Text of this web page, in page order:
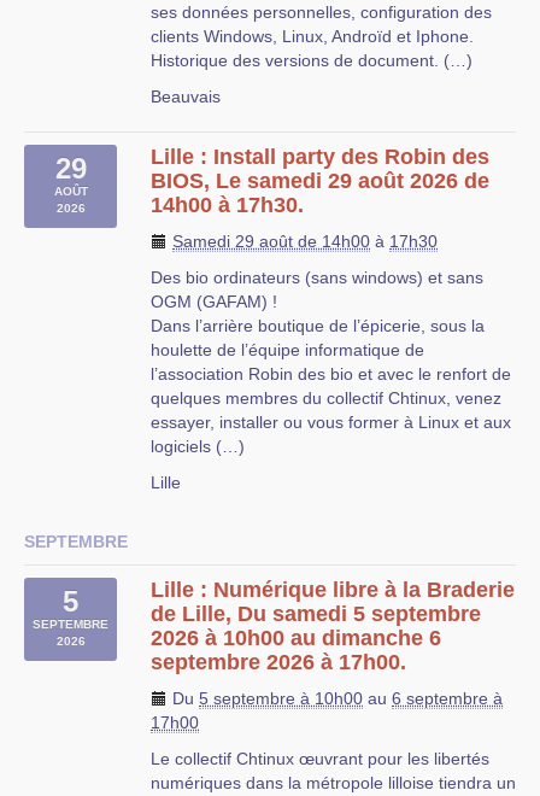
ses données personnelles, configuration des
clients Windows, Linux, Androïd et Iphone.
Historique des versions de document. (…)
Beauvais
29
AOÛT
2026
Lille : Install party des Robin des
BIOS, Le samedi 29 août 2026 de
14h00 à 17h30.
Samedi 29 août de 14h00 à 17h30
Des bio ordinateurs (sans windows) et sans
OGM (GAFAM) !
Dans l’arrière boutique de l’épicerie, sous la
houlette de l’équipe informatique de
l’association Robin des bio et avec le renfort de
quelques membres du collectif Chtinux, venez
essayer, installer ou vous former à Linux et aux
logiciels (…)
Lille
SEPTEMBRE
5
SEPTEMBRE
2026
Lille : Numérique libre à la Braderie
de Lille, Du samedi 5 septembre
2026 à 10h00 au dimanche 6
septembre 2026 à 17h00.
Du 5 septembre à 10h00 au 6 septembre à
17h00
Le collectif Chtinux œuvrant pour les libertés
numériques dans la métropole lilloise tiendra un